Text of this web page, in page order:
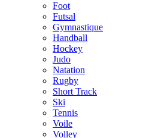
Foot
Futsal
Gymnastique
Handball
Hockey
Judo
Natation
Rugby
Short Track
Ski
Tennis
Voile
Volley